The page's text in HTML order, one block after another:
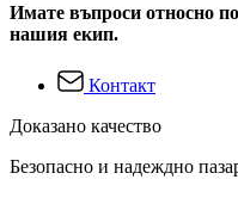
Имате въпроси относно
нашия екип.
Контакт
Доказано качество
Безопасно и надеждно